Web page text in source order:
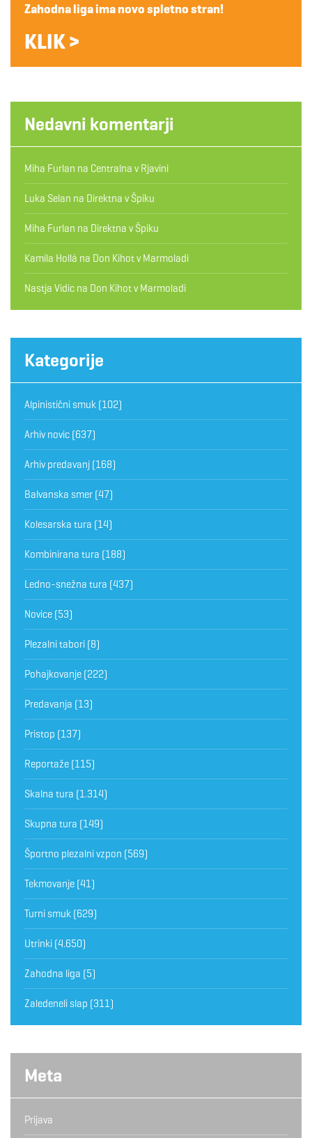
Zahodna liga ima novo spletno stran!
KLIK >
Nedavni komentarji
Miha Furlan na Centralna v Rjavini
Luka Selan na Direktna v Špiku
Miha Furlan na Direktna v Špiku
Kamila Hollá na Don Kihot v Marmoladi
Nastja Vidic na Don Kihot v Marmoladi
Kategorije
Alpinistični smuk (102)
Arhiv novic (637)
Arhiv predavanj (168)
Balvanska smer (47)
Kolesarska tura (14)
Kombinirana tura (188)
Ledno-snežna tura (437)
Novice (53)
Plezalni tabori (8)
Pohajkovanje (222)
Predavanja (13)
Pristop (137)
Reportaže (115)
Skalna tura (1.314)
Skupna tura (149)
Športno plezalni vzpon (569)
Tekmovanje (41)
Turni smuk (629)
Utrinki (4.650)
Zahodna liga (5)
Zaledeneli slap (311)
Meta
Prijava